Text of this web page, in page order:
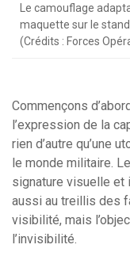
Le camouflage
maquette sur le
(Crédits : Forces
Commençons
l’expression de la
rien d’autre qu’une
le monde militaire.
signature visuelle et
aussi au treillis des
visibilité, mais
l’invisibilité.